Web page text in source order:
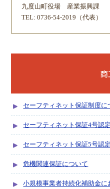
九度山町役場 産業振興課
TEL: 0736-54-2019（代表）
セーフティネット保証制度に
セーフティネット保証4号認
セーフティネット保証5号認
危機関連保証について
小規模事業者持続化補助金